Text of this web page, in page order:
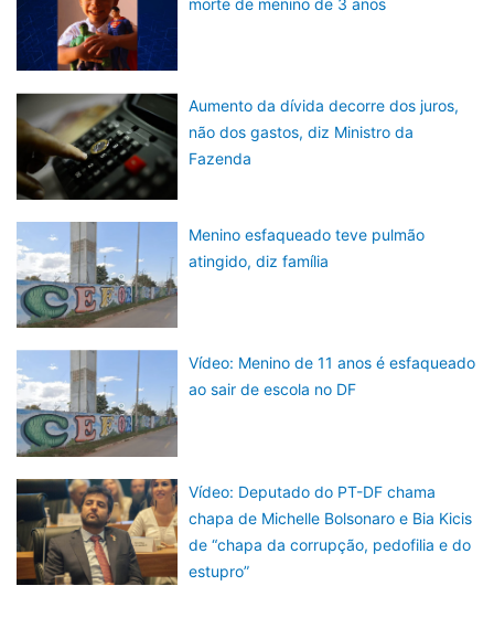
Aumento da dívida decorre dos juros,
não dos gastos, diz Ministro da
Fazenda
Menino esfaqueado teve pulmão
atingido, diz família
Vídeo: Menino de 11 anos é esfaqueado
ao sair de escola no DF
Vídeo: Deputado do PT-DF chama
chapa de Michelle Bolsonaro e Bia Kicis
de “chapa da corrupção, pedofilia e do
estupro”